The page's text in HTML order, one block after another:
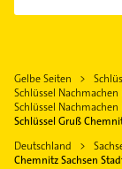
Steuerberater
Heizung &
Maler
Physikalische
Gelbe Seiten
Schlüssel
Schlüssel
Schlüssel Gruß
Deutschland
Chemnitz Sachsen